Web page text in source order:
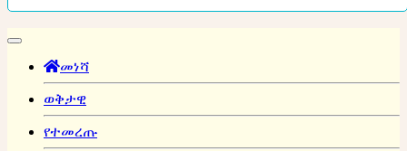
መነሻ
ወቅታዊ
የተመረጡ